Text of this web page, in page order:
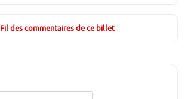
Fil des commentaires de ce billet